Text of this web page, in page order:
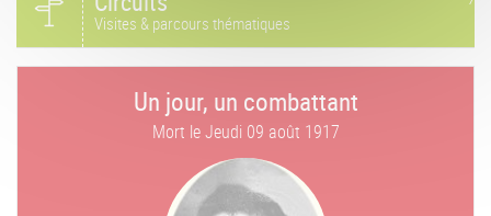
Visites & parcours thématiques
Un jour, un combattant
Mort leJeudi 09 août 1917